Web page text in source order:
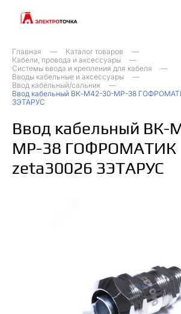
Главная
Каталог товаров
Кабели, провода и аксессуары
Системы ввода и крепления для кабеля
Вводы кабельные и аксессуары
Ввод кабельный/сальник
Ввод кабельный ВК-М42-30-МР-38
ЗЭТАРУС
Ввод кабельный ВК-
МР-38 ГОФРОМАТИК
zeta30026 ЗЭТАРУС